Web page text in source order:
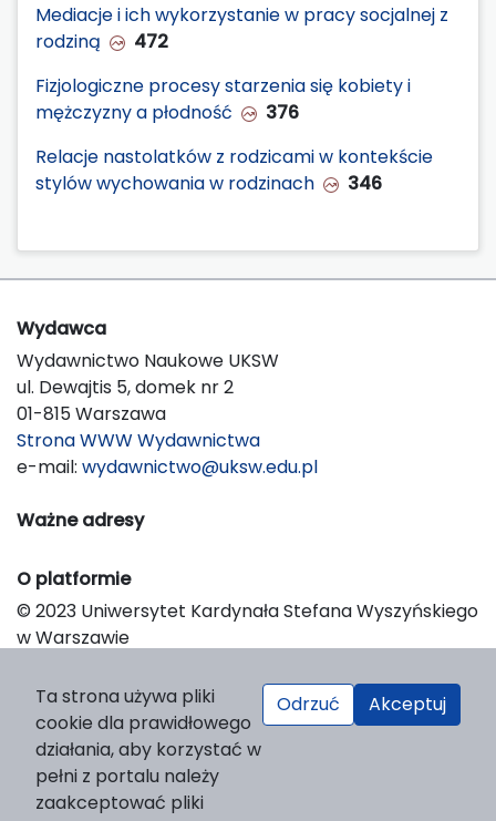
Mediacje i ich wykorzystanie w pracy socjalnej z
rodziną
472
Fizjologiczne procesy starzenia się kobiety i
mężczyzny a płodność
376
Relacje nastolatków z rodzicami w kontekście
stylów wychowania w rodzinach
346
Wydawca
Wydawnictwo Naukowe UKSW
ul. Dewajtis 5, domek nr 2
01-815 Warszawa
Strona WWW Wydawnictwa
e-mail: wydawnictwo@uksw.edu.pl
Ważne adresy
O platformie
© 2023 Uniwersytet Kardynała Stefana Wyszyńskiego
w Warszawie
Platform & Workflow by OJS/PKP
Ta strona używa pliki
cookie dla prawidłowego
działania, aby korzystać w
pełni z portalu należy
zaakceptować pliki
Odrzuć Akceptuj